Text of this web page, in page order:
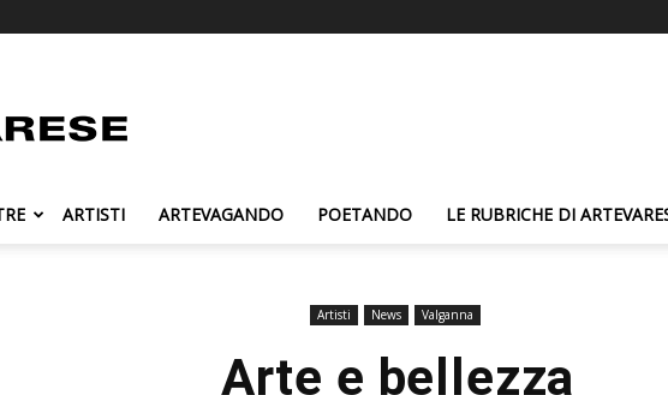
ARTISTI ARTEVAGANDO POETANDO LE RUBRICHE DI
Artisti News Valganna
Arte e bellezza